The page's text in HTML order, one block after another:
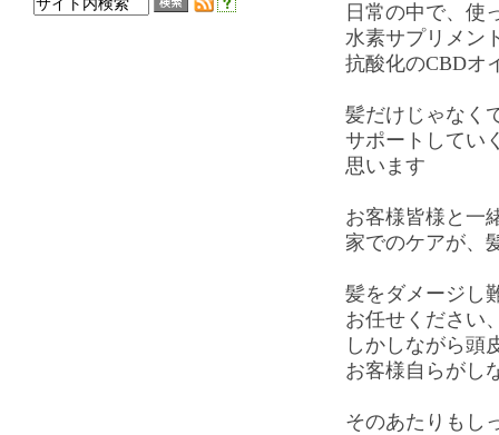
日常の中で、使
水素サプリメン
抗酸化のCBDオ
髪だけじゃなく
サポートしてい
思います
お客様皆様と一
家でのケアが、
髪をダメージし
お任せください
しかしながら頭
お客様自らがし
そのあたりもし